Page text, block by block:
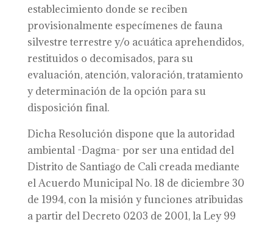
establecimiento donde se reciben
provisionalmente especímenes de fauna
silvestre terrestre y/o acuática aprehendidos,
restituidos o decomisados, para su
evaluación, atención, valoración, tratamiento
y determinación de la opción para su
disposición final.
Dicha Resolución dispone que la autoridad
ambiental -Dagma- por ser una entidad del
Distrito de Santiago de Cali creada mediante
el Acuerdo Municipal No. 18 de diciembre 30
de 1994, con la misión y funciones atribuidas
a partir del Decreto 0203 de 2001, la Ley 99